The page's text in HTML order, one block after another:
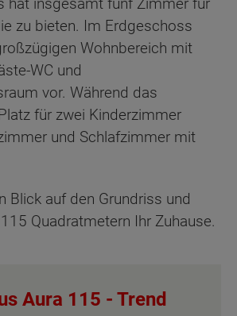
zu bieten. Im Erdgeschoss
Wohnbereich mit
WC und
vor. Während das
für zwei Kinderzimmer
und Schlafzimmer mit
Blick auf den Grundriss und
Quadratmetern Ihr Zuhause.
Aura 115 - Trend